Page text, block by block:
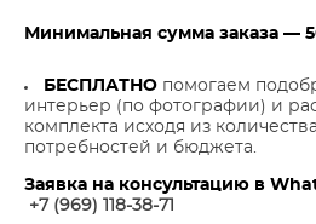
Минимальная сумма заказа —
БЕСПЛАТНО помогаем
интерьер (по фотографии) и
комплекта исходя из
потребностей и бюджета.
Заявка на консультацию в
+7 (969) 118-38-7